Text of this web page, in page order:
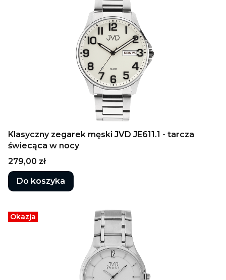
Klasyczny zegarek męski JVD JE611.1 - tarcza
świecąca w nocy
Cena
279,00 zł
Do koszyka
Okazja